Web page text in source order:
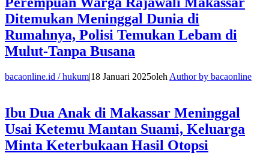
Ditemukan Meninggal Dunia di
Rumahnya, Polisi Temukan Lebam di
Mulut-Tanpa Busana
bacaonline.id / hukum|18 Januari 2025oleh Author by bacaonline
Ibu Dua Anak di Makassar Meninggal
Usai Ketemu Mantan Suami, Keluarga
Minta Keterbukaan Hasil Otopsi